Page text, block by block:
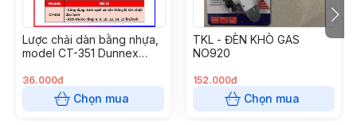
Lược chải dàn bằng nhựa,
model CT-351 Dunnex
36.000đ
Chọn mua
TKL - ĐÈN KHÒ GAS
NO920
152.000đ
Chọn mua